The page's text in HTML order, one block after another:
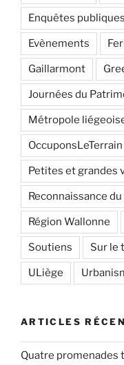
Enquêtes publiques
Evènements
Gaillarmont
Journées du
Métropole
OccuponsLeTerrain
Petites et grandes
Reconnaissance
Région Wallonne
Soutiens Sur le
ULiège
ARTICLES
Quatre promenades